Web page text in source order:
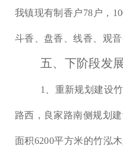
我镇现有制香户78户，
斗香、盘香、线香、观
五、下阶段发
1、重新规划建设
路西，良家路南侧规划
面积6200平方米的竹泓